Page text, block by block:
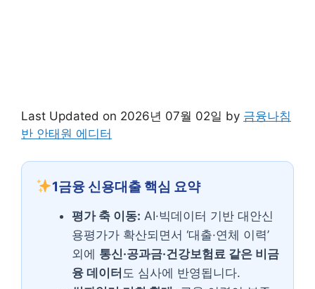
Last Updated on 2026년 07월 02일 by 금융나침
반 안태원 에디터
1금융 신용대출 핵심 요약
평가 축 이동: AI·빅데이터 기반 대안신
용평가가 확산되면서 ‘대출·연체 이력’
외에 통신·공과금·건강보험료 같은 비금
융 데이터 도 심사에 반영됩니다.